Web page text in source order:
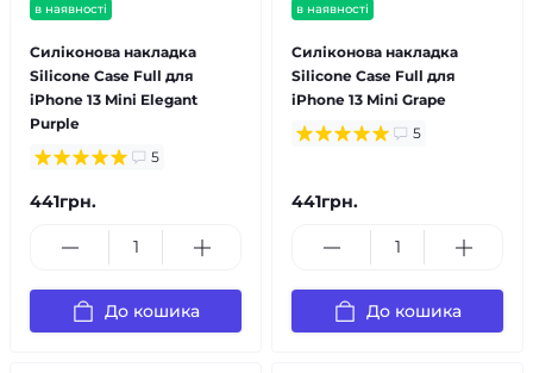
в наявності
Силіконова накладка
Silicone Case Full для
iPhone 13 Mini Elegant
Purple
5
441грн.
До кошика
в наявності
Силіконова накладка
Silicone Case Full для
iPhone 13 Mini Grape
5
441грн.
До кошика